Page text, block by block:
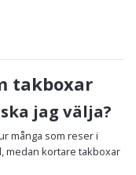
takboxar
jag välja?
många som reser i
medan kortare takboxar